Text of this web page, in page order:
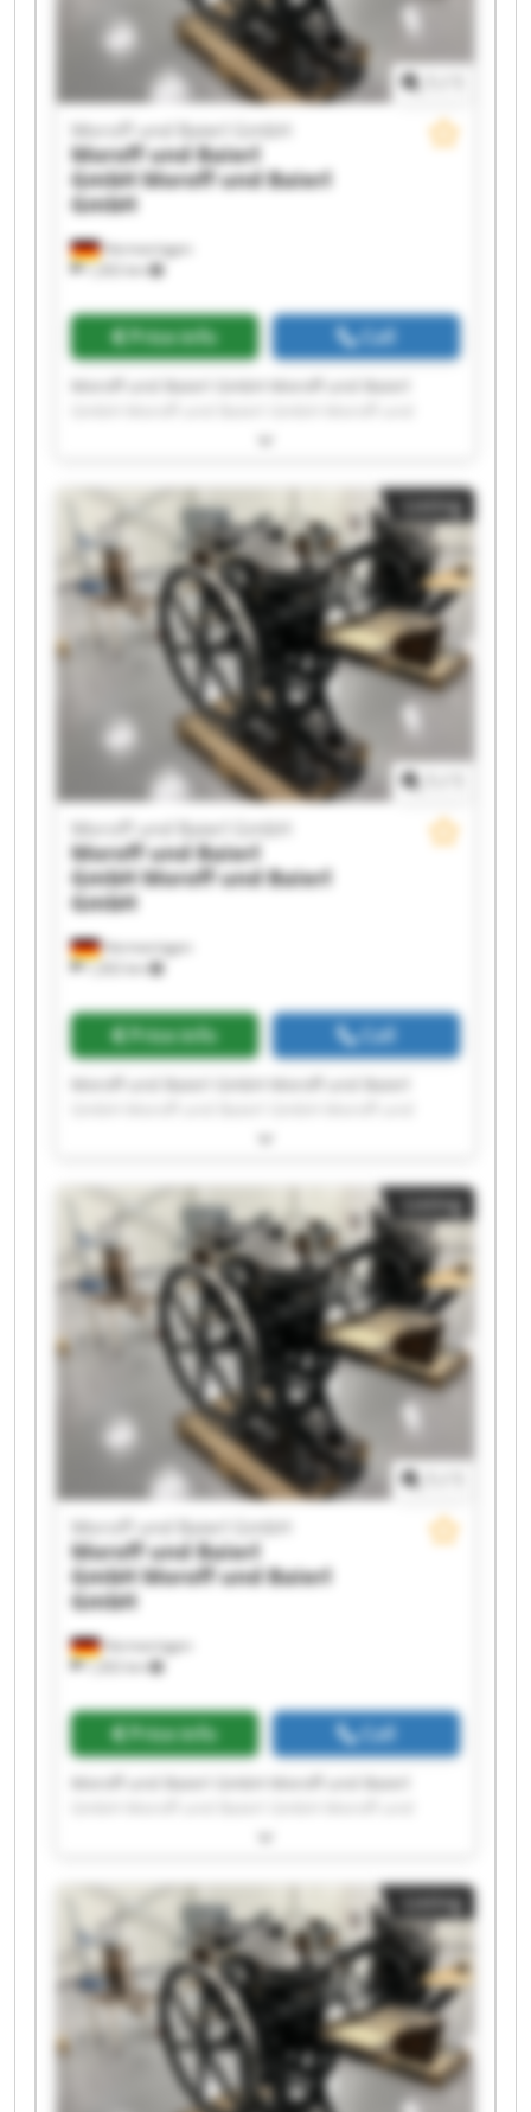
Hermaringen
1,202 km
Moroff und Baierl GmbH
Moroff und Baierl
GmbHMoroff und Baierl
GmbH
Price info Call
Moroff und Baierl GmbH Moroff und Baierl
Baierl GmbH Moroff und Baierl GmbH Moroff
Moroff und Baierl GmbH Moroff und Baierl
GmbH Moroff und Baierl GmbH Moroff und
Baierl GmbH Moroff und Baierl GmbH Moroff
und Baierl GmbH Moroff und Baierl GmbH
Moroff und Baierl GmbH Moroff und Baierl
GmbH Moroff und Baierl GmbH Moroff und
Baierl GmbH Moroff und Baierl GmbH Moroff
und Baierl GmbH
Listing
Hermaringen
1,202 km
Moroff und Baierl GmbH
Moroff und Baierl
GmbHMoroff und Baierl
GmbH
Price info Call
Moroff und Baierl GmbH Moroff und Baierl
Baierl GmbH Moroff und Baierl GmbH Moroff
Moroff und Baierl GmbH Moroff und Baierl
GmbH Moroff und Baierl GmbH Moroff und
Baierl GmbH Moroff und Baierl GmbH Moroff
und Baierl GmbH Moroff und Baierl GmbH
Moroff und Baierl GmbH Moroff und Baierl
GmbH Moroff und Baierl GmbH Moroff und
Baierl GmbH Moroff und Baierl GmbH Moroff
und Baierl GmbH
Listing
Hermaringen
1,202 km
Moroff und Baierl GmbH
Moroff und Baierl
GmbHMoroff und Baierl
GmbH
Price info Call
Moroff und Baierl GmbH Moroff und Baierl
Baierl GmbH Moroff und Baierl GmbH Moroff
Moroff und Baierl GmbH Moroff und Baierl
GmbH Moroff und Baierl GmbH Moroff und
Baierl GmbH Moroff und Baierl GmbH Moroff
und Baierl GmbH Moroff und Baierl GmbH
Moroff und Baierl GmbH Moroff und Baierl
GmbH Moroff und Baierl GmbH Moroff und
Baierl GmbH Moroff und Baierl GmbH Moroff
und Baierl GmbH
Listing